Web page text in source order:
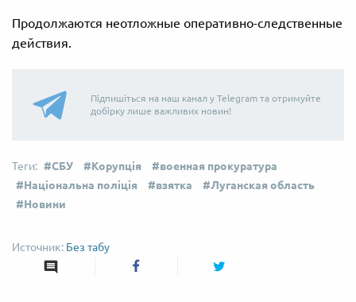
Продолжаются неотложные оперативно-следственные
действия.
Підпишіться на наш канал у Telegram та отримуйте
добірку лише важливих новин!
СБУ Корупція
военная прокуратура
Національна поліція
взятка
Луганская область
Новини
Без табу